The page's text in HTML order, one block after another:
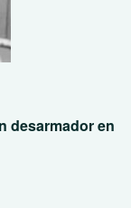
desarmador en